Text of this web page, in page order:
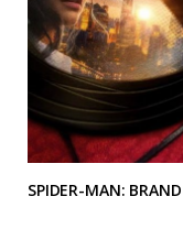
SPIDER-MAN: